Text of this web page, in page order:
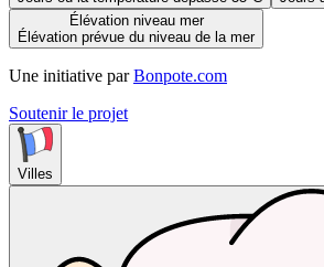
Élévation niveau mer
Élévation prévue du niveau de la mer
Une initiative par Bonpote.com
Soutenir le projet
Villes